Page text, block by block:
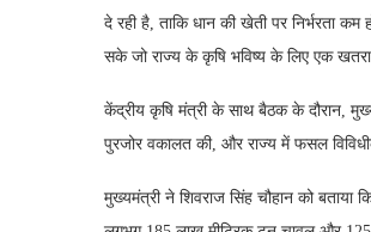
दे रही है, ताकि धान की खेती पर निर्भरता
सके जो राज्य के कृषि भविष्य के लिए एक
केंद्रीय कृषि मंत्री के साथ बैठक के दौरान,
पुरजोर वकालत की, और राज्य में फसल
मुख्यमंत्री ने शिवराज सिंह चौहान को